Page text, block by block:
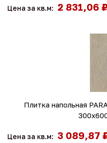
Цена за кв.м: 2 831,06
Плитка напольная
Цена за кв.м: 3 089,87